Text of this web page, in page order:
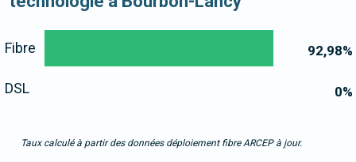
92,98%
0%
Fibre
DSL
Taux calculé à partir des données déploiement fibre ARCEP à jour.